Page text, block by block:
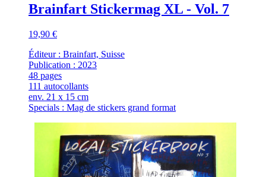
Brainfart Stickermag XL - Vol. 7
19,90 €
Éditeur : Brainfart, Suisse
Publication : 2023
48 pages
111 autocollants
env. 21 x 15 cm
Specials : Mag de stickers grand format